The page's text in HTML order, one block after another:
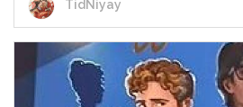
TidNiyay